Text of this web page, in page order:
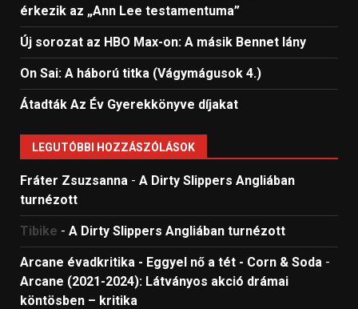
érkezik az „Ann Lee testamentuma”
Új sorozat az HBO Max-on: A másik Bennet lány
On Sai: A ​háború titka (Vágymágusok 4.)
Átadták Az Év Gyerekkönyve díjakat
LEGUTÓBBI HOZZÁSZÓLÁSOK
Fráter Zsuzsanna - A Dirty Slippers Angliában
turnézott
Tibike - A Dirty Slippers Angliában turnézott
Arcane évadkritika - Eggyel nő a tét - Corn & Soda -
Arcane (2021-2024): Látványos akció drámai
köntösben – kritika